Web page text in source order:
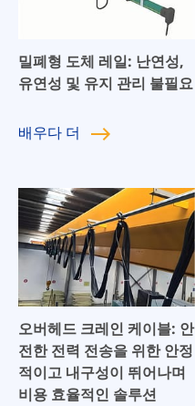
밀폐형 도체 레일: 난연성,
유연성 및 유지 관리 불필요
배우다 더
오버헤드 크레인 케이블: 안
전한 전력 전송을 위한 안정
적이고 내구성이 뛰어나며
비용 효율적인 솔루션